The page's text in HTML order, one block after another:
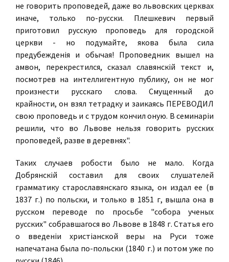
не говорить проповедей, даже во львовских церквах
иначе, только по-русски. Плешкевич первый
приготовил русскую проповедь для городской
церкви - но подумайте, якова была сила
предубежденiя и обычая! Проповедник вышел на
амвон, перекрестился, сказал славянскiй текст и,
посмотрев на интеллигентную публику, он не мог
произнести русскаго слова. Смущенный до
крайности, он взял тетрадку и заикаясь ПЕРЕВОДИЛ
свою проповедь и с трудом кончил оную. В семинарiи
решили, что во Львове нельзя говорить русских
проповедей, разве в деревнях".
Таких случаев робости было не мало. Когда
Добрянскiй составил для своих слушателей
грамматику старославянскаго языка, он издал ее (в
1837 г.) по польски, и только в 1851 г, вышла она в
русском переводе по просьбе "собора ученых
русских" собравшагося во Львове в 1848 г. Статья его
о введенiи христiанской веры на Руси тоже
напечатана была по-польски (1840 г.) и потом уже по